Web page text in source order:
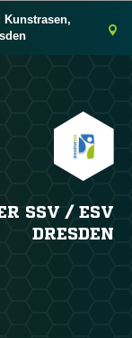
Kunstrasen,
SSV /​ ESV
DRESDEN